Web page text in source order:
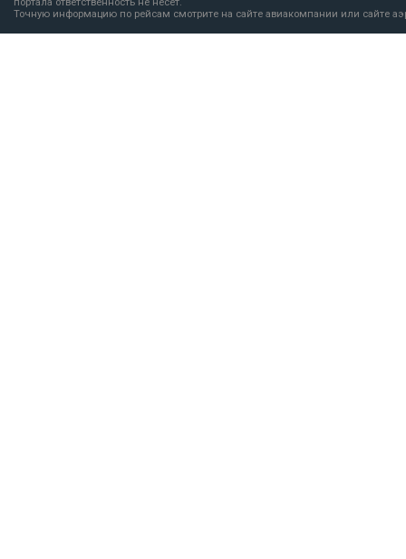
Точную информацию по рейсам смотрите на сайте авиакомпании или сайте